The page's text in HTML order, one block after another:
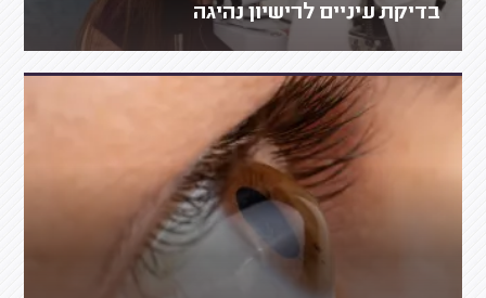
בדיקת עיניים לרישיון נהיגה